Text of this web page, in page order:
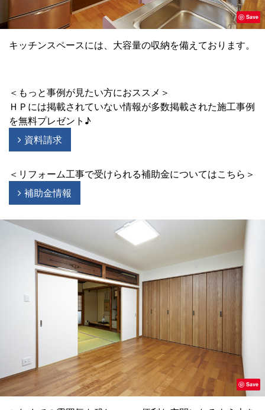
Save
キッチンスペースには、大容量の収納を備えております。
＜もっと事例が見たい方におススメ＞
ＨＰには掲載されていない情報が多数掲載された施工事例
を無料プレゼント♪
資料請求
＜リフォーム工事で受けられる補助金についてはこちら＞
補助金情報
Save